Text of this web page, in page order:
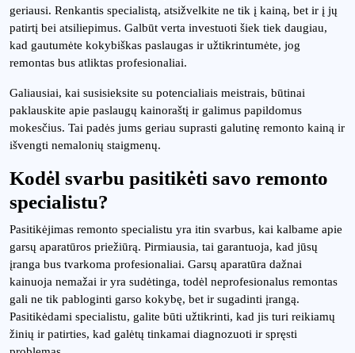
geriausi. Renkantis specialistą, atsižvelkite ne tik į kainą, bet ir į jų
patirtį bei atsiliepimus. Galbūt verta investuoti šiek tiek daugiau,
kad gautumėte kokybiškas paslaugas ir užtikrintumėte, jog
remontas bus atliktas profesionaliai.
Galiausiai, kai susisieksite su potencialiais meistrais, būtinai
paklauskite apie paslaugų kainoraštį ir galimus papildomus
mokesčius. Tai padės jums geriau suprasti galutinę remonto kainą ir
išvengti nemalonių staigmenų.
Kodėl svarbu pasitikėti savo remonto
specialistu?
Pasitikėjimas remonto specialistu yra itin svarbus, kai kalbame apie
garsų aparatūros priežiūrą. Pirmiausia, tai garantuoja, kad jūsų
įranga bus tvarkoma profesionaliai. Garsų aparatūra dažnai
kainuoja nemažai ir yra sudėtinga, todėl neprofesionalus remontas
gali ne tik pabloginti garso kokybę, bet ir sugadinti įrangą.
Pasitikėdami specialistu, galite būti užtikrinti, kad jis turi reikiamų
žinių ir patirties, kad galėtų tinkamai diagnozuoti ir spręsti